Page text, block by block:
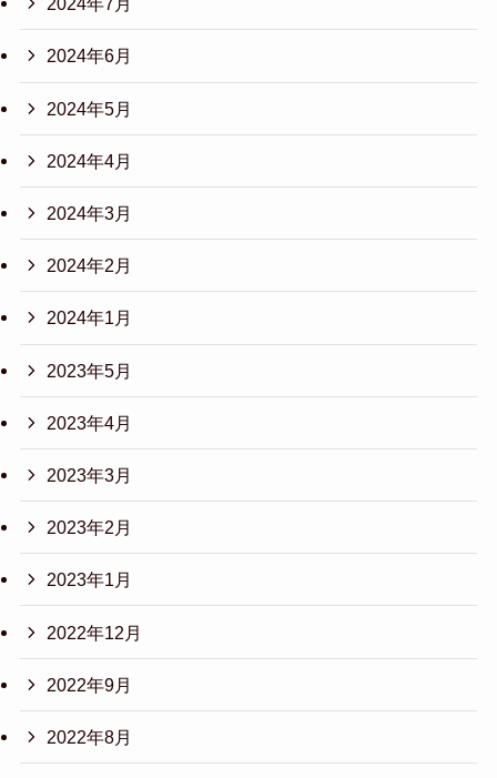
2024年6月
2024年5月
2024年4月
2024年3月
2024年2月
2024年1月
2023年5月
2023年4月
2023年3月
2023年2月
2023年1月
2022年12月
2022年9月
2022年8月